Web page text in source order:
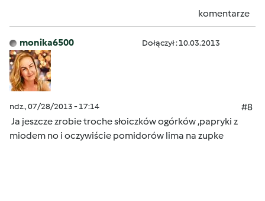
komentarze
monika6500 Dołączył : 10.03.2013
ndz., 07/28/2013 - 17:14
#8
Ja jeszcze zrobie troche słoiczków ogórków ,papryki z
miodem no i oczywiście pomidorów lima na zupke